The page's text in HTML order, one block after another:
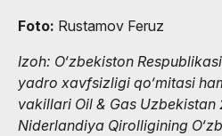
Foto: Rustamov Feruz
Izoh: O‘zbekiston
yadro xavfsizligi qo‘mitasi
vakillari Oil & Gas
Niderlandiya Qirolligining